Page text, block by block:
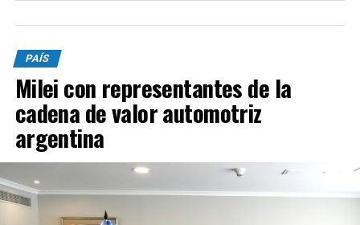
PAÍS
Milei con representantes de la
cadena de valor automotriz
argentina